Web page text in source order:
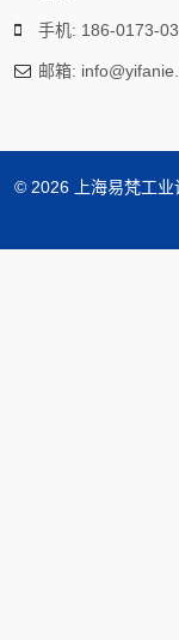
手机: 186-0173-
邮箱:
© 2026 上海易梵工